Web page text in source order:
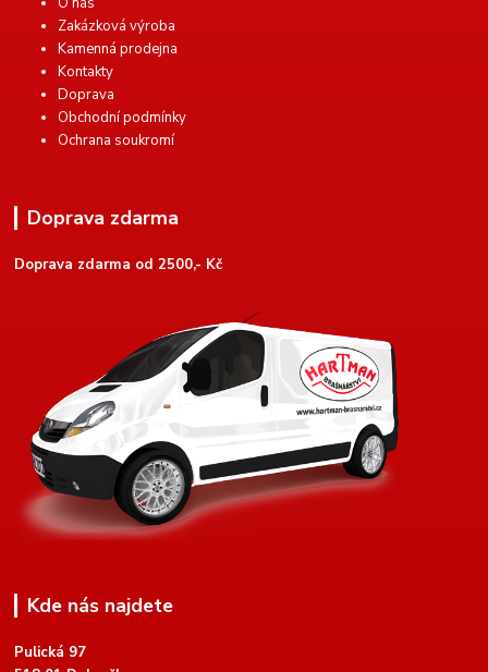
Zakázková výroba
Kamenná prodejna
Kontakty
Doprava
Obchodní podmínky
Ochrana soukromí
Doprava zdarma
Doprava zdarma od 2500,- Kč
Kde nás najdete
Pulická 97